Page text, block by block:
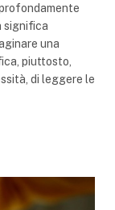
significa
una
piuttosto,
di leggere le